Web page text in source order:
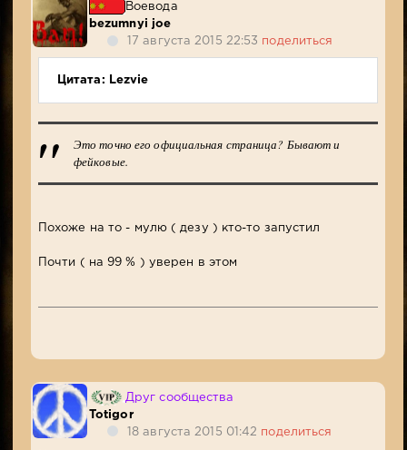
Воевода
bezumnyi joe
17 августа 2015 22:53 поделиться
Цитата: Lezvie
Это точно его официальная страница? Бывают и
фейковые.
Похоже на то - мулю ( дезу ) кто-то запустил
Почти ( на 99 % ) уверен в этом
Друг сообщества
Totigor
18 августа 2015 01:42 поделиться